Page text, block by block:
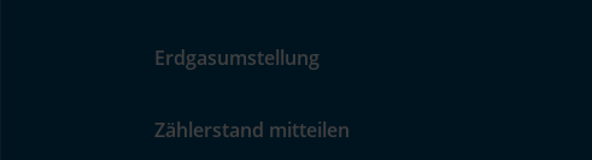
Erdgasumstellung
Zählerstand mitteilen